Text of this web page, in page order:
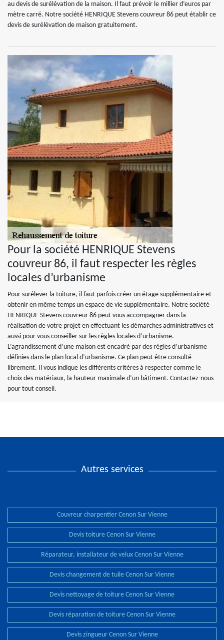
au devis de surélévation de la maison. Il faut prévoir le millier d’euros par
mètre carré. Notre société HENRIQUE Stevens couvreur 86 peut établir ce
devis de surélévation de maison gratuitement.
Pour la société HENRIQUE Stevens
couvreur 86, il faut respecter les règles
locales d’urbanisme
Pour surélever la toiture, il faut parfois créer un étage supplémentaire et
obtenir en même temps un espace de vie supplémentaire. Notre société
HENRIQUE Stevens couvreur 86 peut vous accompagner dans la
réalisation de votre projet en effectuant les démarches administratives et
aussi pour vous conseiller sur les règles locales d’urbanisme.
L’agrandissement d’une maison est encadré par des règles d’urbanisme
définies dans le plan local d’urbanisme. Ce plan peut être consulté
librement. Il vous indique les différents critères à respecter comme le
choix des matériaux, la hauteur maximale d’un bâtiment. Contactez-nous
pour tout conseil.
Autres services
Couvreur charpentier Cenon Sur Vienne
Devis toiture Cenon Sur Vienne
Réparateur, installateur de velux Cenon Sur Vienne
Devis changement de tuile Cenon Sur Vienne
Devis nettoyage de toiture Cenon Sur Vienne
Devis réparation de toiture Cenon Sur Vienne
Devis zingueur Cenon Sur Vienne